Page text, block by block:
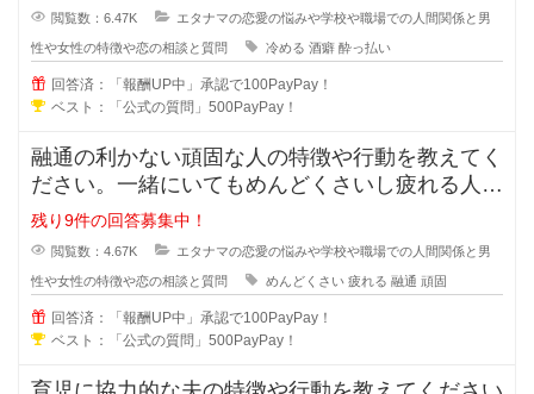
閲覧数：6.47K エタナマの恋愛の悩みや学校や職場での人間関係と男
性や女性の特徴や恋の相談と質問 冷める 酒癖 酔っ払い
回答済：「報酬UP中」承認で100PayPay！
ベスト：「公式の質問」500PayPay！
融通の利かない頑固な人の特徴や行動を教えてく
ださい。一緒にいてもめんどくさいし疲れる人っ
ていますよね？男性も女性にもいる
残り9件の回答募集中！
閲覧数：4.67K エタナマの恋愛の悩みや学校や職場での人間関係と男
性や女性の特徴や恋の相談と質問 めんどくさい 疲れる 融通 頑固
回答済：「報酬UP中」承認で100PayPay！
ベスト：「公式の質問」500PayPay！